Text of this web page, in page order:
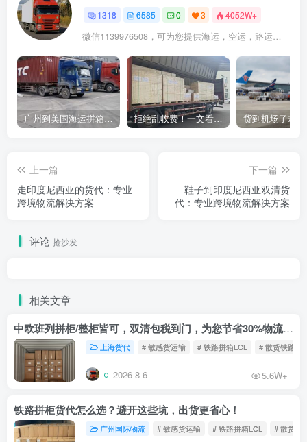
1318 6585 0 3 4052W+
微信1139976508，可为您提供海运，空运，路运，铁路运输
广州到美国海运拼箱多少钱？2024年最新运费构成+隐藏费用避坑指南 拒绝乱收费！一文看懂中国货代计费套路，教你避开所有隐形坑
上一篇
走印度尼西亚的货代：专业
跨境物流解决方案
下一篇
鞋子到印度尼西亚双清货
代：专业跨境物流解决方案
评论 抢沙发
相关文章
中欧班列拼柜/整柜皆可，双清包税到门，为您节省30%物流成本！
上海货代 # 敏感货运输 # 铁路拼箱LCL # 散货铁路
2026-8-6 5.6W+
铁路拼柜货代怎么选？避开这些坑，出货更省心！
广州国际物流 # 敏感货运输 # 铁路拼箱LCL # 散货铁